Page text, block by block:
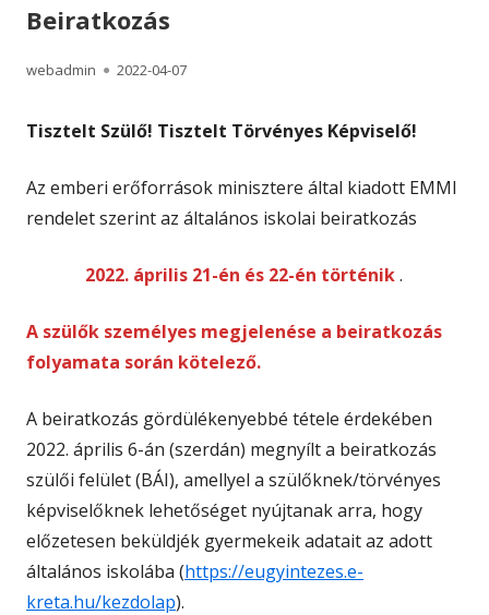
Beiratkozás
Author
webadmin
Published
2022-04-07
Tisztelt Szülő! Tisztelt Törvényes Képviselő!
Az emberi erőforrások minisztere által kiadott EMMI
rendelet szerint az általános iskolai beiratkozás
2022. április 21-én és 22-én történik .
A szülők személyes megjelenése a beiratkozás
folyamata során kötelező.
A beiratkozás gördülékenyebbé tétele érdekében
2022. április 6-án (szerdán) megnyílt a beiratkozás
szülői felület (BÁI), amellyel a szülőknek/törvényes
képviselőknek lehetőséget nyújtanak arra, hogy
előzetesen beküldjék gyermekeik adatait az adott
általános iskolába (https://eugyintezes.e-
kreta.hu/kezdolap).